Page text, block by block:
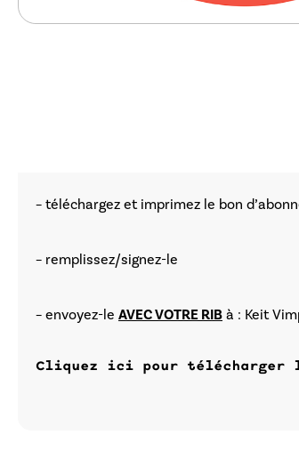
– téléchargez et imprimez le bon
– remplissez/signez-le
– envoyez-le AVEC VOTRE RIB à : Keit
Cliquez ici pour télécharger le